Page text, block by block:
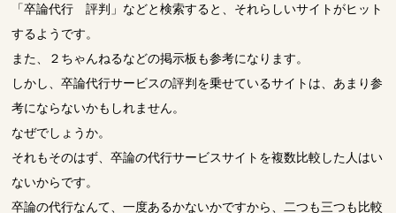
「卒論代行 評判」などと検索すると、それらしいサイトがヒット
するようです。
また、２ちゃんねるなどの掲示板も参考になります。
しかし、卒論代行サービスの評判を乗せているサイトは、あまり参
考にならないかもしれません。
なぜでしょうか。
それもそのはず、卒論の代行サービスサイトを複数比較した人はい
ないからです。
卒論の代行なんて、一度あるかないかですから、二つも三つも比較